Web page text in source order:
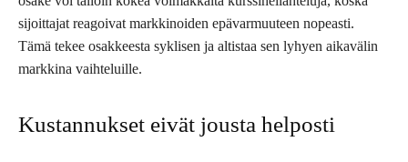
sijoittajat reagoivat markkinoiden epävarmuuteen nopeasti.
Tämä tekee osakkeesta syklisen ja altistaa sen lyhyen aikavälin
markkina vaihteluille.
Kustannukset eivät jousta helposti